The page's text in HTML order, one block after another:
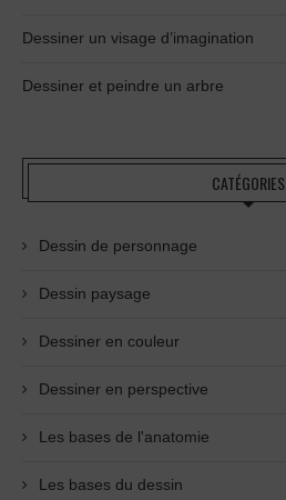
Dessiner un visage d’imagination
Dessiner et peindre un arbre
CATÉGORIES
Dessin de personnage
Dessin paysage
Dessiner en couleur
Dessiner en perspective
Les bases de l'anatomie
Les bases du dessin